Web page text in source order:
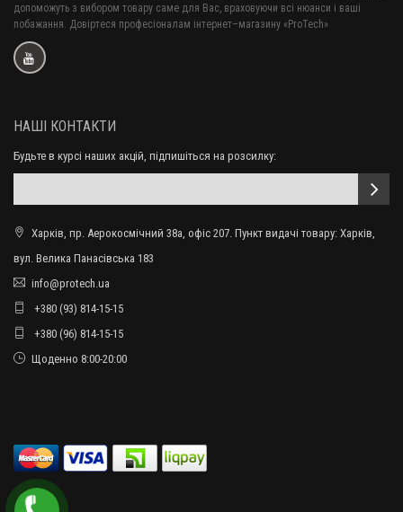
допоможуть з вибором товару саме для Вас, враховуючи всі нюанси і ваші
побажання. Довіртеся професіоналам інтернет–магазину «ProTech»
НАШІ КОНТАКТИ
Будьте в курсі наших акцій, підпишіться на розсилку:
Харків, пр. Аерокосмічний 38а, офіс 207. Пункт видачі товару: Харків,
вул. Велика Панасівська 183
info@protech.ua
+380 (93) 814-15-15
+380 (96) 814-15-15
Щоденно 8:00-20:00